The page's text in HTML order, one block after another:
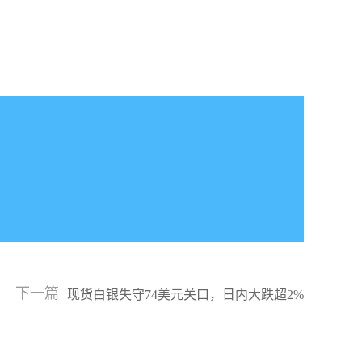
下一篇 现货白银失守74美元关口，日内大跌超2%